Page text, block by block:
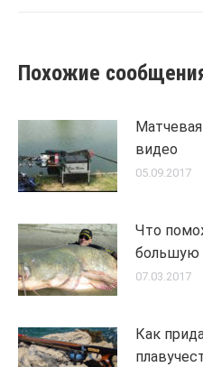
Похожие
видео
05.09.2017
Что
большую
07.03.2017
Как